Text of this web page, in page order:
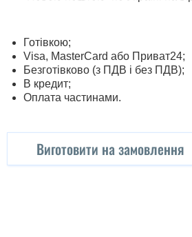
Готівкою;
Visa, MasterСard або Приват24;
Безготівково (з ПДВ і без ПДВ);
В кредит;
Оплата частинами.
Виготовити на замовлення